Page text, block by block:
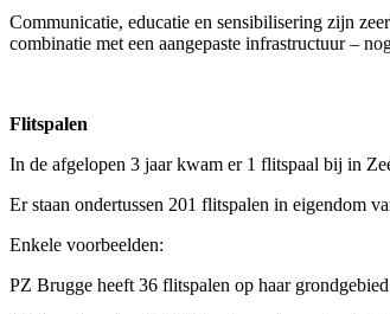
Communicatie, educatie en sensibilisering zijn
combinatie met een aangepaste infrastructuur –
Flitspalen
In de afgelopen 3 jaar kwam er 1 flitspaal bij in
Er staan ondertussen 201 flitspalen in eigendom
Enkele voorbeelden:
PZ Brugge heeft 36 flitspalen op haar